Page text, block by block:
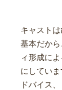
キャスト
基本だか
ィ形成に
にしてい
ドバイス